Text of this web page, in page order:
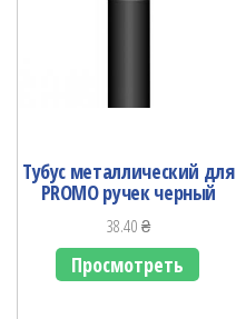
Тубус металлический для
PROMO ручек черный
38.40₴
Просмотреть